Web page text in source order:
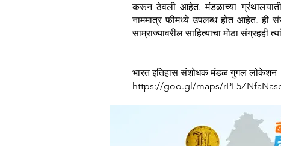
करून ठेवली आहेत. मंडळाच्या
नाममात्र फीमध्ये उपलब्ध होत आहेत. ही
साम्राज्यावरील साहित्याचा मोठा संग्रहही
भारत इतिहास संशोधक मंडळ गुगल लोकेशन
https://goo.gl/maps/